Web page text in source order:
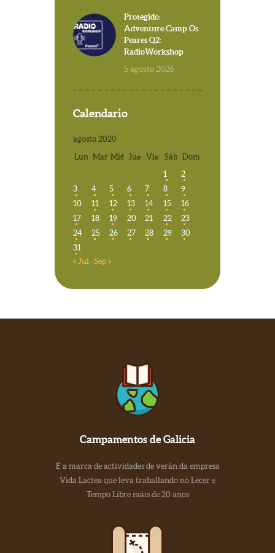
Protegido:
Adventure Camp Os
Peares Q2:
RadioWorkshop
5 agosto 2026
Calendario
agosto 2020
Lun Mar Mié Jue Vie Sáb Dom
1
2
3
4 5 6 7 8
9
10
11 12 13 14 15
16
17
18 19 20 21 22
23
24
25 26 27 28 29
30
31
« Jul
Sep »
Campamentos de Galicia
É a marca de actividades de verán da empresa
Vida Lactea que leva traballando no Lecer e
Tempo Libre máis de 20 anos